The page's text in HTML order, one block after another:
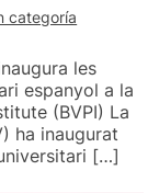
categoría
les
espanyol a la
(BVPI) La
ha inaugurat
[…]